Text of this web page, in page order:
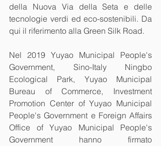
della Nuova Via della Seta e delle
tecnologie verdi ed eco-sostenibili. Da
qui il riferimento alla Green Silk Road.
Nel 2019 Yuyao Municipal People's
Government, Sino-Italy Ningbo
Ecological Park, Yuyao Municipal
Bureau of Commerce, Investment
Promotion Center of Yuyao Municipal
People's Government e Foreign Affairs
Office of Yuyao Municipal People's
Government hanno firmato